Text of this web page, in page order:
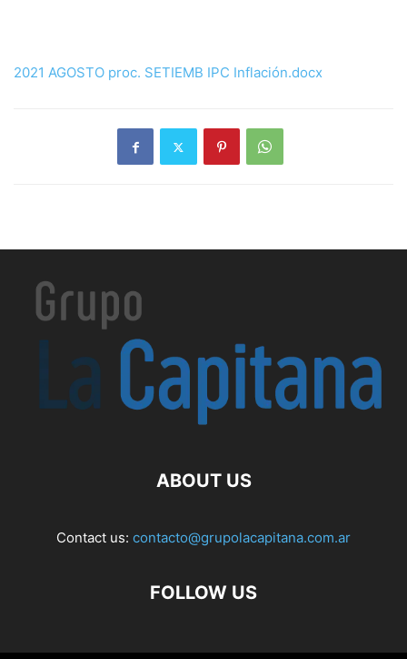
2021 AGOSTO proc. SETIEMB IPC Inflación.docx
ABOUT US
Contact us: contacto@grupolacapitana.com.ar
FOLLOW US